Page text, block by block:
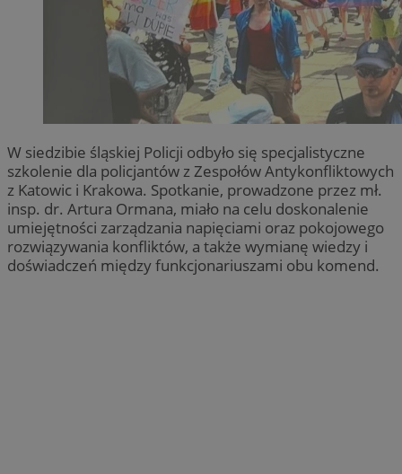
W siedzibie śląskiej Policji odbyło się specjalistyczne
szkolenie dla policjantów z Zespołów Antykonfliktowych
z Katowic i Krakowa. Spotkanie, prowadzone przez mł.
insp. dr. Artura Ormana, miało na celu doskonalenie
umiejętności zarządzania napięciami oraz pokojowego
rozwiązywania konfliktów, a także wymianę wiedzy i
doświadczeń między funkcjonariuszami obu komend.